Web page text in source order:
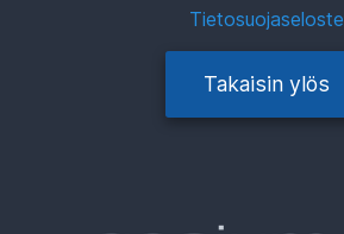
Tietosuojaseloste
Takaisin ylös